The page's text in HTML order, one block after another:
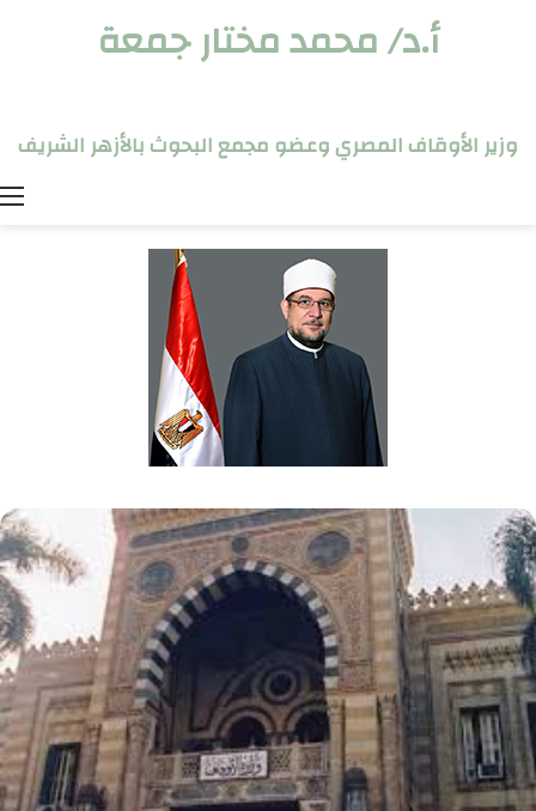
أ.د/ محمد مختار جمعة
وزير الأوقاف المصري وعضو مجمع البحوث بالأزهر الشريف